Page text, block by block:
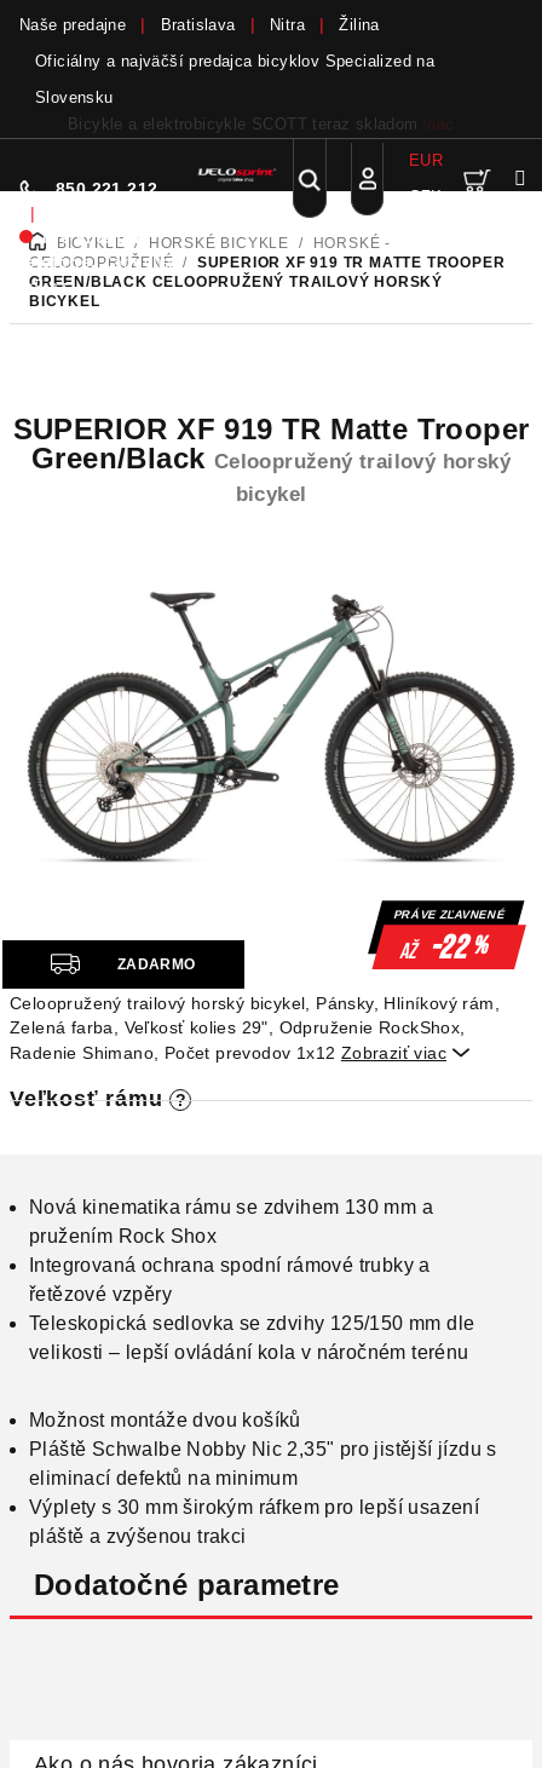
obsah
Naše predajne Bratislava Nitra
Žilina
Oficiálny a najväčší predajca bicyklov Specialized na
Slovensku
Bicykle a elektrobicykle SCOTT teraz skladom viac
850 221 212
|
Nie sme pri
telefóne.Zanechať
odkaz
Hľadať
Prihlásenie
EUR
CZK
DOMOVBICYKLE / HORSKÉ BICYKLE /
HORSKÉ -
CELOODPRUŽENÉ / SUPERIOR XF 919 TR MATTE TROOPER
GREEN/BLACK CELOOPRUŽENÝ TRAILOVÝ HORSKÝ
BICYKEL
Celoopružený trailový horský bicykel, Pánsky, Hliníkový rám,
Zelená farba, Veľkosť kolies 29", Odpruženie RockShox,
Radenie Shimano, Počet prevodov 1x12 Zobraziť viac 
Veľkosť rámu ?
SUPERIOR XF 919 TR Matte Trooper
Green/Black Celoopružený trailový horský
bicykel
Z
A
D
A
M
ZADARMO
PRÁVE ZĽAVNENÉ
až -22%
Nová kinematika rámu se zdvihem 130 mm a
pružením Rock Shox
Integrovaná ochrana spodní rámové trubky a
řetězové vzpěry
Teleskopická sedlovka se zdvihy 125/150 mm dle
velikosti – lepší ovládání kola v náročném terénu
Možnost montáže dvou košíků
Pláště Schwalbe Nobby Nic 2,35" pro jistější jízdu s
eliminací defektů na minimum
Výplety s 30 mm širokým ráfkem pro lepší usazení
pláště a zvýšenou trakci
Dodatočné parametre